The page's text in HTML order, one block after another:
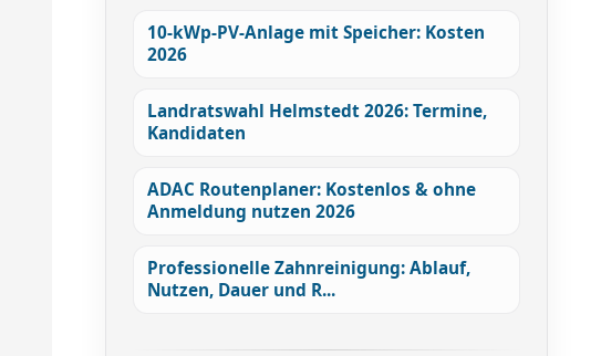
10-kWp-PV-Anlage mit Speicher: Kosten
2026
Landratswahl Helmstedt 2026: Termine,
Kandidaten
ADAC Routenplaner: Kostenlos & ohne
Anmeldung nutzen 2026
Professionelle Zahnreinigung: Ablauf,
Nutzen, Dauer und R...